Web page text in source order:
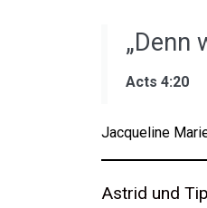
„Denn
Acts 4:20
Jacqueline
Astrid und